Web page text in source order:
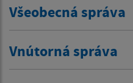
Všeobecná správa
Vnútorná správa